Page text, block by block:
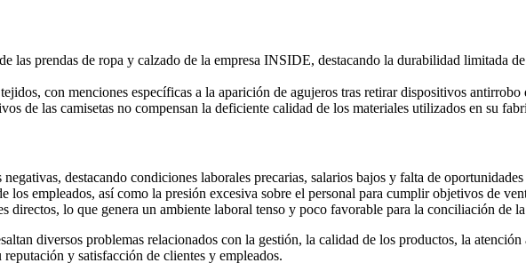
las prendas de ropa y calzado de la empresa INSIDE, destacando la durabilidad limitada
con menciones específicas a la aparición de agujeros tras retirar dispositivos antirrobo
de las camisetas no compensan la deficiente calidad de los materiales utilizados en su
destacando condiciones laborales precarias, salarios bajos y falta de
empleados, así como la presión excesiva sobre el personal para cumplir objetivos de
directos, lo que genera un ambiente laboral tenso y poco favorable para la conciliación de
diversos problemas relacionados con la gestión, la calidad de los productos, la
y satisfacción de clientes y empleados.